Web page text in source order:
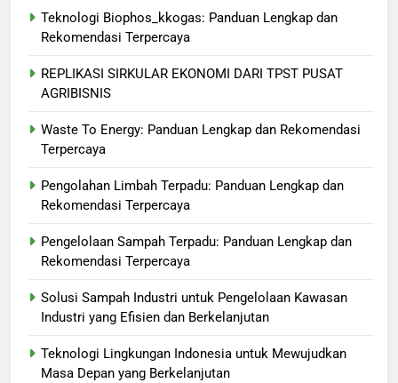
Teknologi Biophos_kkogas: Panduan Lengkap dan
Rekomendasi Terpercaya
REPLIKASI SIRKULAR EKONOMI DARI TPST PUSAT
AGRIBISNIS
Waste To Energy: Panduan Lengkap dan Rekomendasi
Terpercaya
Pengolahan Limbah Terpadu: Panduan Lengkap dan
Rekomendasi Terpercaya
Pengelolaan Sampah Terpadu: Panduan Lengkap dan
Rekomendasi Terpercaya
Solusi Sampah Industri untuk Pengelolaan Kawasan
Industri yang Efisien dan Berkelanjutan
Teknologi Lingkungan Indonesia untuk Mewujudkan
Masa Depan yang Berkelanjutan